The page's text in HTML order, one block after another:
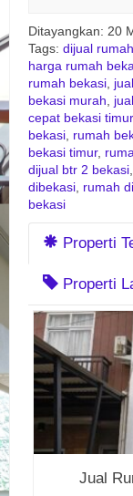
Ditayangkan: 20
Tags: dijual
harga rumah
rumah bekasi,
bekasi murah,
cepat bekasi timur
bekasi, rumah
bekasi timur,
dijual btr 2 bekasi,
dibekasi, rumah
bekasi
Properti
Properti
Jual